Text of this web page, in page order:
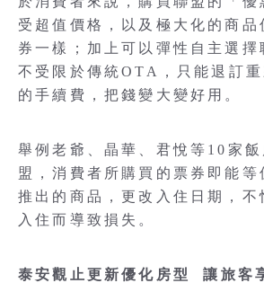
受超值價格，以及極大化的商品
券一樣；加上可以彈性自主選擇
不受限於傳統OTA，只能退訂
的手續費，把錢變大變好用。
舉例老爺、晶華、君悅等10家
盟，消費者所購買的票券即能等
推出的商品，更改入住日期，不
入住而導致損失。
泰安觀止更新優化房型 讓旅客